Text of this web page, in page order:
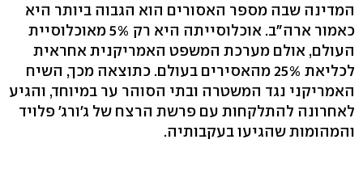
המדינה שבה מספר האסורים הוא הגבוה ביותר היא
כאמור ארה"ב. אוכלוסייתה היא רק 5% מאוכלוסיית
העולם, אולם מערכת המשפט האמריקנית אחראית
לכליאת 25% מהאסירים בעולם. כתוצאה מכך, השיח
האמריקני נגד המשטרה ובתי הסוהר ער במיוחד, והגיע
לאחרונה להתלקחות עם פרשת הרצח של ג'ורג' פלויד
והמהומות שהגיעו בעקבותיה.